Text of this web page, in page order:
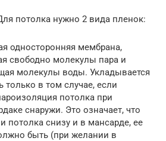
потолка нужно 2 вида пленок:
односторонняя мембрана,
свободно молекулы пара и
молекулы воды. Укладывается
только в том случае, если
потолка при
снаружи. Это означает, что
потолка снизу и в мансарде, ее
быть (при желании в